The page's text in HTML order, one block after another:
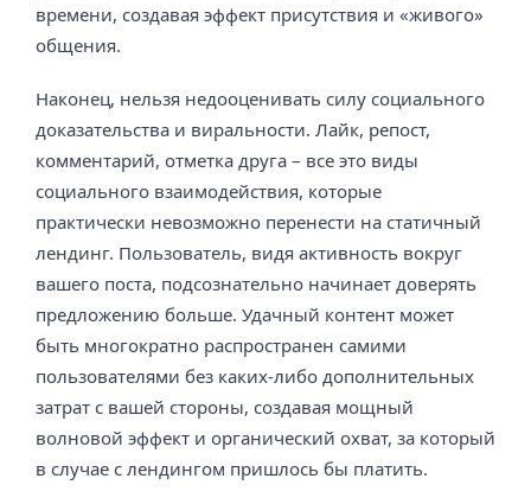
времени, создавая эффект присутствия и «живого»
общения.
Наконец, нельзя недооценивать силу социального
доказательства и виральности. Лайк, репост,
комментарий, отметка друга – все это виды
социального взаимодействия, которые
практически невозможно перенести на статичный
лендинг. Пользователь, видя активность вокруг
вашего поста, подсознательно начинает доверять
предложению больше. Удачный контент может
быть многократно распространен самими
пользователями без каких-либо дополнительных
затрат с вашей стороны, создавая мощный
волновой эффект и органический охват, за который
в случае с лендингом пришлось бы платить.